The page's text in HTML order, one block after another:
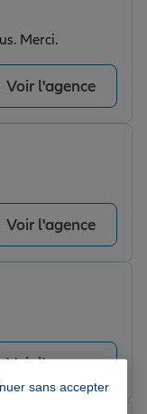
Merci.
Voir l'agence
Voir l'agence
Voir l'agence
sans accepter